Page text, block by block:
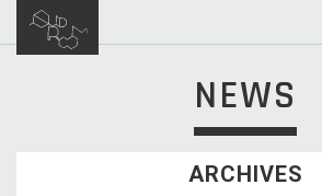
NEWS
ARCHIVES